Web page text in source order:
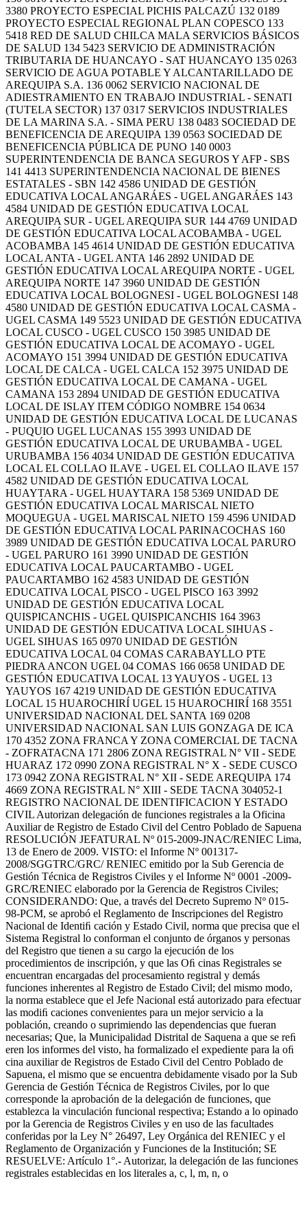
3380 PROYECTO ESPECIAL PICHIS PALCAZÚ 132 0189
PROYECTO ESPECIAL REGIONAL PLAN COPESCO 133
5418 RED DE SALUD CHILCA MALA SERVICIOS BÁSICOS
DE SALUD 134 5423 SERVICIO DE ADMINISTRACIÓN
TRIBUTARIA DE HUANCAYO - SAT HUANCAYO 135 0263
SERVICIO DE AGUA POTABLE Y ALCANTARILLADO DE
AREQUIPA S.A. 136 0062 SERVICIO NACIONAL DE
ADIESTRAMIENTO EN TRABAJO INDUSTRIAL - SENATI
(TUTELA SECTOR) 137 0317 SERVICIOS INDUSTRIALES
DE LA MARINA S.A. - SIMA PERU 138 0483 SOCIEDAD DE
BENEFICENCIA DE AREQUIPA 139 0563 SOCIEDAD DE
BENEFICENCIA PÚBLICA DE PUNO 140 0003
SUPERINTENDENCIA DE BANCA SEGUROS Y AFP - SBS
141 4413 SUPERINTENDENCIA NACIONAL DE BIENES
ESTATALES - SBN 142 4586 UNIDAD DE GESTIÓN
EDUCATIVA LOCAL ANGARÁES - UGEL ANGARÁES 143
4584 UNIDAD DE GESTIÓN EDUCATIVA LOCAL
AREQUIPA SUR - UGEL AREQUIPA SUR 144 4769 UNIDAD
DE GESTIÓN EDUCATIVA LOCAL ACOBAMBA - UGEL
ACOBAMBA 145 4614 UNIDAD DE GESTIÓN EDUCATIVA
LOCAL ANTA - UGEL ANTA 146 2892 UNIDAD DE
GESTIÓN EDUCATIVA LOCAL AREQUIPA NORTE - UGEL
AREQUIPA NORTE 147 3960 UNIDAD DE GESTIÓN
EDUCATIVA LOCAL BOLOGNESI - UGEL BOLOGNESI 148
4580 UNIDAD DE GESTIÓN EDUCATIVA LOCAL CASMA -
UGEL CASMA 149 5523 UNIDAD DE GESTIÓN EDUCATIVA
LOCAL CUSCO - UGEL CUSCO 150 3985 UNIDAD DE
GESTIÓN EDUCATIVA LOCAL DE ACOMAYO - UGEL
ACOMAYO 151 3994 UNIDAD DE GESTIÓN EDUCATIVA
LOCAL DE CALCA - UGEL CALCA 152 3975 UNIDAD DE
GESTIÓN EDUCATIVA LOCAL DE CAMANA - UGEL
CAMANA 153 2894 UNIDAD DE GESTIÓN EDUCATIVA
LOCAL DE ISLAY ITEM CÓDIGO NOMBRE 154 0634
UNIDAD DE GESTIÓN EDUCATIVA LOCAL DE LUCANAS
- PUQUIO UGEL LUCANAS 155 3993 UNIDAD DE
GESTIÓN EDUCATIVA LOCAL DE URUBAMBA - UGEL
URUBAMBA 156 4034 UNIDAD DE GESTIÓN EDUCATIVA
LOCAL EL COLLAO ILAVE - UGEL EL COLLAO ILAVE 157
4582 UNIDAD DE GESTIÓN EDUCATIVA LOCAL
HUAYTARA - UGEL HUAYTARA 158 5369 UNIDAD DE
GESTIÓN EDUCATIVA LOCAL MARISCAL NIETO
MOQUEGUA - UGEL MARISCAL NIETO 159 4596 UNIDAD
DE GESTIÓN EDUCATIVA LOCAL PARINACOCHAS 160
3989 UNIDAD DE GESTIÓN EDUCATIVA LOCAL PARURO
- UGEL PARURO 161 3990 UNIDAD DE GESTIÓN
EDUCATIVA LOCAL PAUCARTAMBO - UGEL
PAUCARTAMBO 162 4583 UNIDAD DE GESTIÓN
EDUCATIVA LOCAL PISCO - UGEL PISCO 163 3992
UNIDAD DE GESTIÓN EDUCATIVA LOCAL
QUISPICANCHIS - UGEL QUISPICANCHIS 164 3963
UNIDAD DE GESTIÓN EDUCATIVA LOCAL SIHUAS -
UGEL SIHUAS 165 0970 UNIDAD DE GESTIÓN
EDUCATIVA LOCAL 04 COMAS CARABAYLLO PTE
PIEDRA ANCON UGEL 04 COMAS 166 0658 UNIDAD DE
GESTIÓN EDUCATIVA LOCAL 13 YAUYOS - UGEL 13
YAUYOS 167 4219 UNIDAD DE GESTIÓN EDUCATIVA
LOCAL 15 HUAROCHIRÍ UGEL 15 HUAROCHIRÍ 168 3551
UNIVERSIDAD NACIONAL DEL SANTA 169 0208
UNIVERSIDAD NACIONAL SAN LUIS GONZAGA DE ICA
170 4352 ZONA FRANCA Y ZONA COMERCIAL DE TACNA
- ZOFRATACNA 171 2806 ZONA REGISTRAL N° VII - SEDE
HUARAZ 172 0990 ZONA REGISTRAL N° X - SEDE CUSCO
173 0942 ZONA REGISTRAL N° XII - SEDE AREQUIPA 174
4669 ZONA REGISTRAL N° XIII - SEDE TACNA 304052-1
REGISTRO NACIONAL DE IDENTIFICACION Y ESTADO
CIVIL Autorizan delegación de funciones registrales a la Oficina
Auxiliar de Registro de Estado Civil del Centro Poblado de Sapuena
RESOLUCIÓN JEFATURAL Nº 015-2009-JNAC/RENIEC Lima,
13 de Enero de 2009. VISTO: el Informe Nº 001317-
2008/SGGTRC/GRC/ RENIEC emitido por la Sub Gerencia de
Gestión Técnica de Registros Civiles y el Informe Nº 0001 -2009-
GRC/RENIEC elaborado por la Gerencia de Registros Civiles;
CONSIDERANDO: Que, a través del Decreto Supremo Nº 015-
98-PCM, se aprobó el Reglamento de Inscripciones del Registro
Nacional de Identiﬁ cación y Estado Civil, norma que precisa que el
Sistema Registral lo conforman el conjunto de órganos y personas
del Registro que tienen a su cargo la ejecución de los
procedimientos de inscripción, y que las Oﬁ cinas Registrales se
encuentran encargadas del procesamiento registral y demás
funciones inherentes al Registro de Estado Civil; del mismo modo,
la norma establece que el Jefe Nacional está autorizado para efectuar
las modiﬁ caciones convenientes para un mejor servicio a la
población, creando o suprimiendo las dependencias que fueran
necesarias; Que, la Municipalidad Distrital de Saquena a que se reﬁ
eren los informes del visto, ha formalizado el expediente para la oﬁ
cina auxiliar de Registros de Estado Civil del Centro Poblado de
Sapuena, el mismo que se encuentra debidamente visado por la Sub
Gerencia de Gestión Técnica de Registros Civiles, por lo que
corresponde la aprobación de la delegación de funciones, que
establezca la vinculación funcional respectiva; Estando a lo opinado
por la Gerencia de Registros Civiles y en uso de las facultades
conferidas por la Ley N° 26497, Ley Orgánica del RENIEC y el
Reglamento de Organización y Funciones de la Institución; SE
RESUELVE: Artículo 1°.- Autorizar, la delegación de las funciones
registrales establecidas en los literales a, c, l, m, n, o